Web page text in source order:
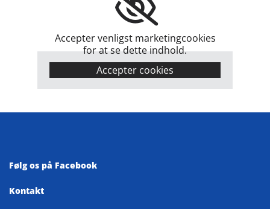
Accepter venligst marketingcookies
for at se dette indhold.
Accepter cookies
Følg os på Facebook
Kontakt